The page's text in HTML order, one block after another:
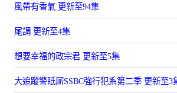
風帶有香氣 更新至94集
尾調 更新至4集
想要幸福的政宗君 更新至5集
大追蹤警眡厛SSBC強行犯系第二季 更新至3